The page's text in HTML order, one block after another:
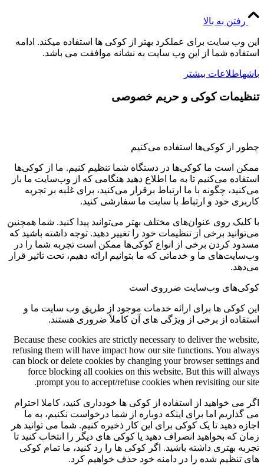
رفتن به بالا
این وب سایت برای عملکرد بهتر از کوکی ها استفاده میکند. ادامه
استفاده شما از این وب سایت به نشانه موافقت می باشد.
باشهاطلاعات بیشتر
تنظیمات کوکی و حریم خصوصی
چطور از کوکی‌ها استفاده می‌کنیم
ممکن است ما کوکی‌ها در دستگاه شما تنظیم کنیم. ما از کوکی‌ها
استفاده می‌کنیم تا به ما اطلاع دهید هنگامی که از وب‌سایت ما باز
می‌کنید، چگونه با ما ارتباط برقرار می‌کنید، برای غلبه بر تجربه
کاربری خود و ارتباط با سایت ما سفارشی کنید.
با کلیک روی عنوان‌های مختلف بهتر می‌توانید پیدا کنید. شما همچنین
می‌توانید برخی از تنظیمات خود را تغییر دهید. توجه داشته باشید که
مسدود کردن برخی از انواع کوکی‌ها ممکن است تجربه شما را در
وب‌سایت‌های ما و خدماتی که ما بتوانیم ارائه دهیم، تحت تاثیر قرار
می‌دهد.
کوکی‌های وب‌سایت ضرروی است
این کوکی ها برای ارائه خدمات موجود از طریق وب سایت ما و
استفاده از برخی از ویژگی های آن کاملاً ضروری هستند.
Because these cookies are strictly necessary to deliver the website,
refusing them will have impact how our site functions. You always
can block or delete cookies by changing your browser settings and
force blocking all cookies on this website. But this will always
prompt you to accept/refuse cookies when revisiting our site.
اگر می خواهید از استفاده از کوکی ها خودداری کنید، کاملا احترام
می گذاریم اما برای اینکه دوباره از شما درخواست نکنیم، به ما
اجازه دهید تا یک کوکی برای این کار ذخیره کنیم. شما می توانید هر
زمان که بخواهید انصراف دهید یا کوکی های دیگر را انتخاب کنید تا
تجربه بهتری داشته باشید. اگر کوکی ها را رد کنید، ما تمام کوکی
های تنظیم شده را در دامنه خود حذف خواهیم کرد.